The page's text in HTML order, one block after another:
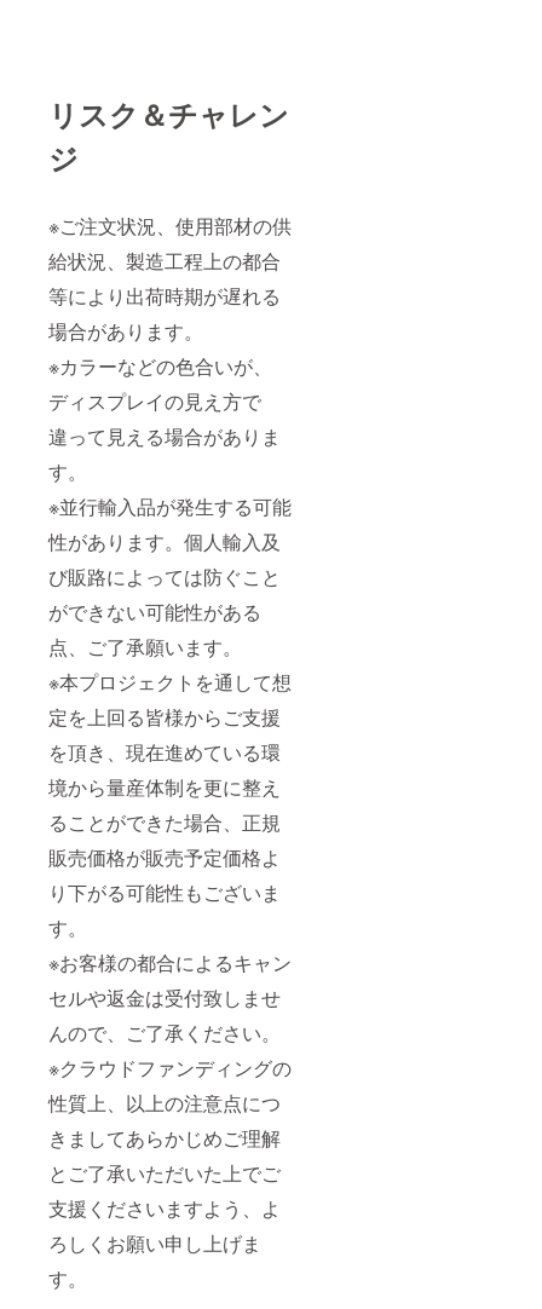
リスク＆チャレン
ジ
※ご注文状況、使用部材の供
給状況、製造工程上の都合
等により出荷時期が遅れる
場合があります。
※カラーなどの色合いが、
ディスプレイの見え方で
違って見える場合がありま
す。
※並行輸入品が発生する可能
性があります。個人輸入及
び販路によっては防ぐこと
ができない可能性がある
点、ご了承願います。
※本プロジェクトを通して想
定を上回る皆様からご支援
を頂き、現在進めている環
境から量産体制を更に整え
ることができた場合、正規
販売価格が販売予定価格よ
り下がる可能性もございま
す。
※お客様の都合によるキャン
セルや返金は受付致しませ
んので、ご了承ください。
※クラウドファンディングの
性質上、以上の注意点につ
きましてあらかじめご理解
とご了承いただいた上でご
支援くださいますよう、よ
ろしくお願い申し上げま
す。